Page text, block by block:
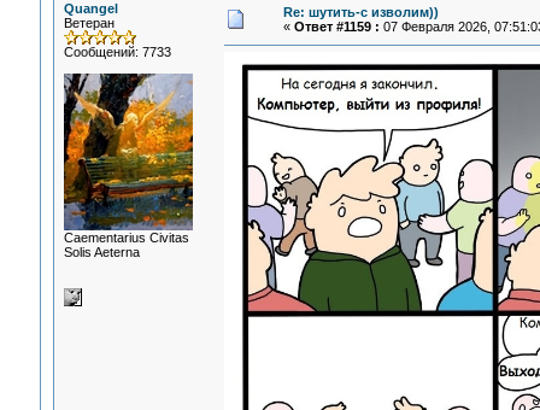
Quangel
Ветеран
Сообщений: 7733
Сaementarius Civitas
Solis Aeterna
Re: шутить-с изволим))
« Ответ #1159 : 07 Февраля 2026,